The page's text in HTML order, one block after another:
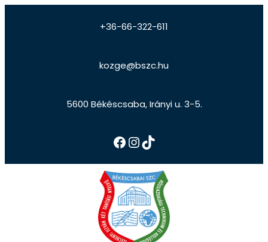
+36-66-322-611
kozge@bszc.hu
5600 Békéscsaba, Irányi u. 3-5.